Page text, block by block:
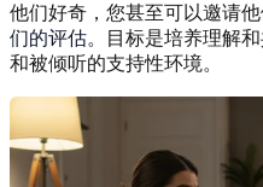
他们好奇，您甚至可以邀请
们的评估。目标是培养理解
和被倾听的支持性环境。